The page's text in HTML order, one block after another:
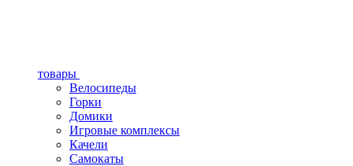
товары
Велосипеды
Горки
Домики
Игровые комплексы
Качели
Самокаты